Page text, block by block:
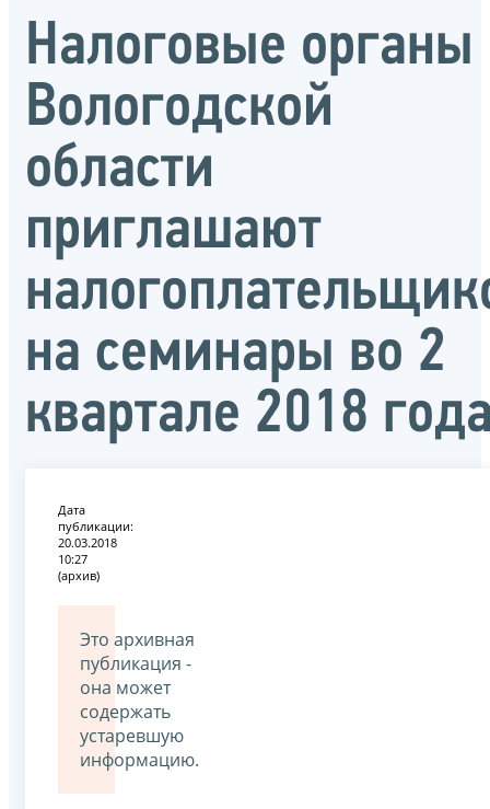
Налоговые органы
Вологодской
области
приглашают
на семинары во 2
квартале 2018
Дата
публикации:
20.03.2018
10:27
(архив)
Это архивная
публикация -
она может
содержать
устаревшую
информацию.